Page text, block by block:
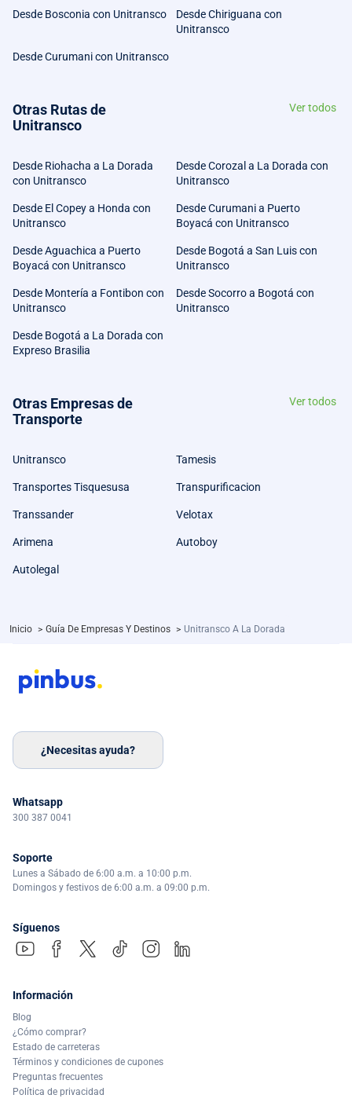
Desde Bosconia con Unitransco
Desde Chiriguana con
Unitransco
Desde Curumani con Unitransco
Otras Rutas de
Unitransco
Ver todos
Desde Riohacha a La Dorada
con Unitransco
Desde Corozal a La Dorada con
Unitransco
Desde El Copey a Honda con
Unitransco
Desde Curumani a Puerto
Boyacá con Unitransco
Desde Aguachica a Puerto
Boyacá con Unitransco
Desde Bogotá a San Luis con
Unitransco
Desde Montería a Fontibon con
Unitransco
Desde Socorro a Bogotá con
Unitransco
Desde Bogotá a La Dorada con
Expreso Brasilia
Otras Empresas de
Transporte
Ver todos
Unitransco Tamesis
Transportes Tisquesusa Transpurificacion
Transsander Velotax
Arimena Autoboy
Autolegal
Inicio > Guía De Empresas Y Destinos > Unitransco A La Dorada
¿Necesitas ayuda?
Whatsapp
300 387 0041
Soporte
Lunes a Sábado de 6:00 a.m. a 10:00 p.m.
Domingos y festivos de 6:00 a.m. a 09:00 p.m.
Síguenos
Información
Blog
¿Cómo comprar?
Estado de carreteras
Términos y condiciones de cupones
Preguntas frecuentes
Política de privacidad